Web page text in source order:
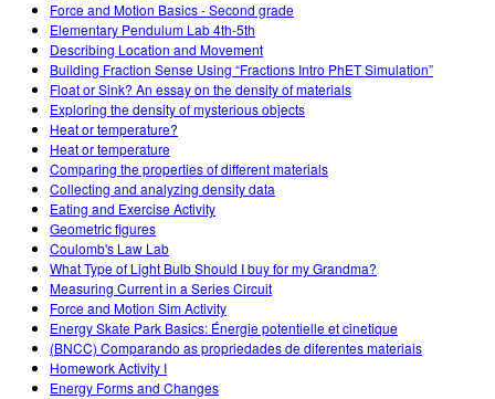
Force and Motion Basics - Second grade
Elementary Pendulum Lab 4th-5th
Describing Location and Movement
Building Fraction Sense Using “Fractions Intro PhET Simulation”
Float or Sink? An essay on the density of materials
Exploring the density of mysterious objects
Heat or temperature?
Heat or temperature
Comparing the properties of different materials
Collecting and analyzing density data
Eating and Exercise Activity
Geometric figures
Coulomb's Law Lab
What Type of Light Bulb Should I buy for my Grandma?
Measuring Current in a Series Circuit
Force and Motion Sim Activity
Energy Skate Park Basics: Énergie potentielle et cinetique
(BNCC) Comparando as propriedades de diferentes materiais
Homework Activity I
Energy Forms and Changes